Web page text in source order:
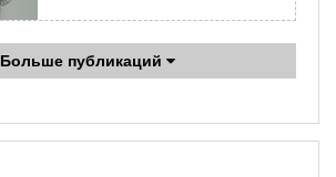
Больше публикаций